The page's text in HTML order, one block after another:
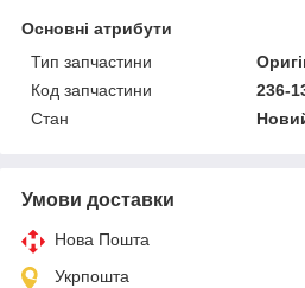
Основні атрибути
Тип запчастини
Код запчастини
236-
Стан
Умови доставки
Нова Пошта
Укрпошта